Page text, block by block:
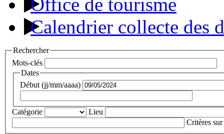
Calendrier collecte des
Rechercher
Mots-clés
Dates
Début (jj/mm/aaaa)
Catégorie
Lieu
Critères sur